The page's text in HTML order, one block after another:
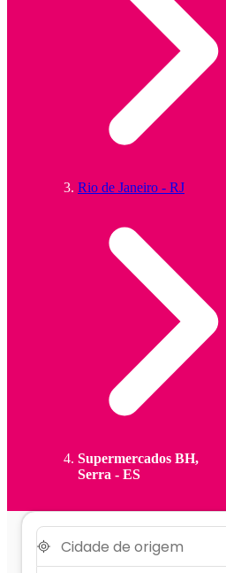
Rio de Janeiro - RJ
Supermercados BH,
Serra - ES